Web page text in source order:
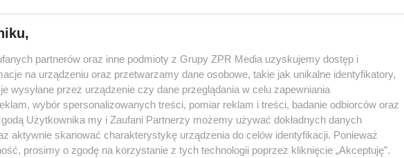
partnerów oraz inne podmioty z Grupy ZPR Media uzyskujemy dostęp i
na urządzeniu oraz przetwarzamy dane osobowe, takie jak unikalne identyfikatory,
wysyłane przez urządzenie czy dane przeglądania w celu zapewniania
wybór spersonalizowanych treści, pomiar reklam i treści, badanie odbiorców oraz
Użytkownika my i Zaufani Partnerzy możemy używać dokładnych danych
aktywnie skanować charakterystykę urządzenia do celów identyfikacji. Ponieważ
prosimy o zgodę na korzystanie z tych technologii poprzez kliknięcie „Akceptuję”.